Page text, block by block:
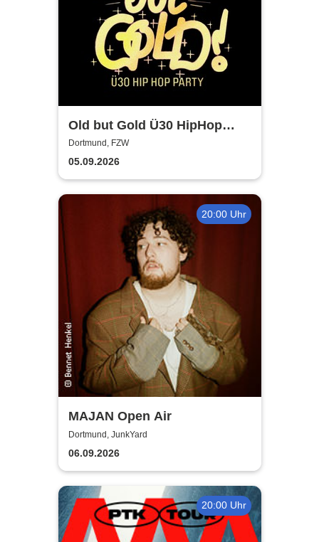
Old but Gold Ü30 HipHop
Party
Dortmund, FZW
05.09.2026
20:00 Uhr
MAJAN Open Air
Dortmund, JunkYard
06.09.2026
20:00 Uhr